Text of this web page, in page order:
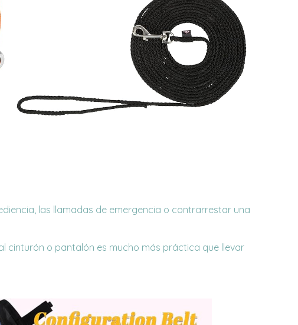
las llamadas de emergencia o contrarrestar una
cinturón o pantalón es mucho más práctica que llevar